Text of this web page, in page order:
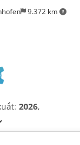
9.372 km
2026,